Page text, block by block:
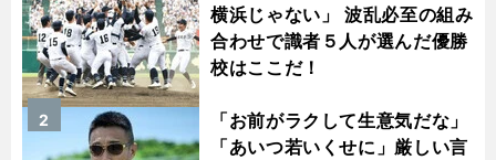
横浜じゃない」 波乱必至の組み
合わせで識者５人が選んだ優勝
校はここだ！
「お前がラクして生意気だな」
「あいつ若いくせに」厳しい言
2